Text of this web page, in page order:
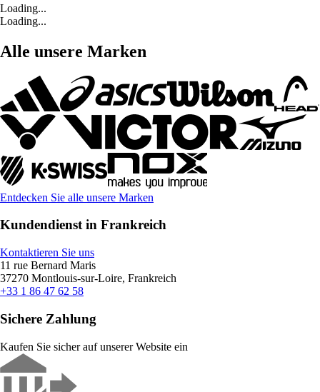
Loading...
Loading...
Alle unsere Marken
Entdecken Sie alle unsere Marken
Kundendienst in Frankreich
Kontaktieren Sie uns
11 rue Bernard Maris
37270 Montlouis-sur-Loire, Frankreich
+33 1 86 47 62 58
Sichere Zahlung
Kaufen Sie sicher auf unserer Website ein